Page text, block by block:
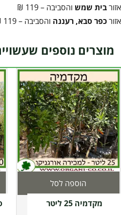
אזורבית שמש והסביבה – 119 ₪
אזורכפר סבא, רעננה והסביבה – 119 ₪
מוצרים נוספים
מקדמיה 25 ליטר
הוספה לסל